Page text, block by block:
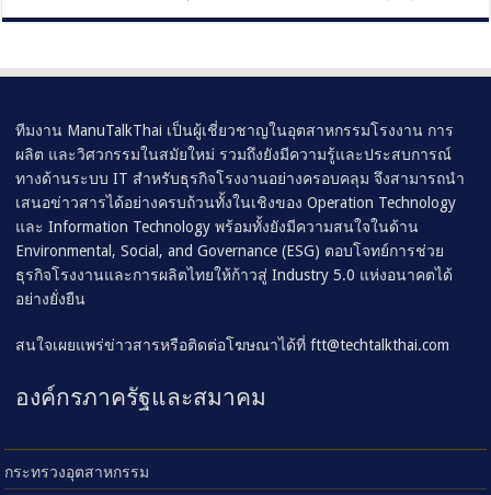
ทีมงาน ManuTalkThai เป็นผู้เชี่ยวชาญในอุตสาหกรรมโรงงาน การ
ผลิต และวิศวกรรมในสมัยใหม่ รวมถึงยังมีความรู้และประสบการณ์
ทางด้านระบบ IT สำหรับธุรกิจโรงงานอย่างครอบคลุม จึงสามารถนำ
เสนอข่าวสารได้อย่างครบถ้วนทั้งในเชิงของ Operation Technology
และ Information Technology พร้อมทั้งยังมีความสนใจในด้าน
Environmental, Social, and Governance (ESG) ตอบโจทย์การช่วย
ธุรกิจโรงงานและการผลิตไทยให้ก้าวสู่ Industry 5.0 แห่งอนาคตได้
อย่างยั่งยืน
สนใจเผยแพร่ข่าวสารหรือติดต่อโฆษณาได้ที่ftt@techtalkthai.com
องค์กรภาครัฐและสมาคม
กระทรวงอุตสาหกรรม